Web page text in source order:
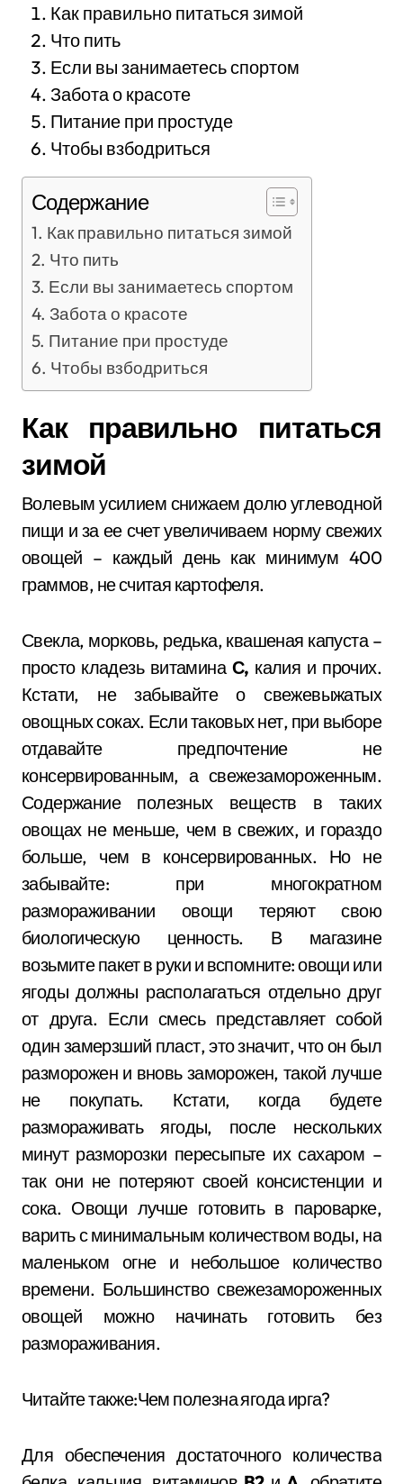
Как правильно питаться зимой
Что пить
Если вы занимаетесь спортом
Забота о красоте
Питание при простуде
Чтобы взбодриться
Содержание
Как правильно питаться зимой
Что пить
Если вы занимаетесь спортом
Забота о красоте
Питание при простуде
Чтобы взбодриться
Как правильно питаться
зимой
Волевым усилием снижаем долю углеводной
пищи и за ее счет увеличиваем норму свежих
овощей – каждый день как минимум 400
граммов, не считая картофеля.
Свекла, морковь, редька, квашеная капуста –
просто кладезь витамина С, калия и прочих.
Кстати, не забывайте о свежевыжатых
овощных соках. Если таковых нет, при выборе
отдавайте предпочтение не
консервированным, а свежезамороженным.
Содержание полезных веществ в таких
овощах не меньше, чем в свежих, и гораздо
больше, чем в консервированных. Но не
забывайте: при многократном
размораживании овощи теряют свою
биологическую ценность. В магазине
возьмите пакет в руки и вспомните: овощи или
ягоды должны располагаться отдельно друг
от друга. Если смесь представляет собой
один замерзший пласт, это значит, что он был
разморожен и вновь заморожен, такой лучше
не покупать. Кстати, когда будете
размораживать ягоды, после нескольких
минут разморозки пересыпьте их сахаром –
так они не потеряют своей консистенции и
сока. Овощи лучше готовить в пароварке,
варить с минимальным количеством воды, на
маленьком огне и небольшое количество
времени. Большинство свежезамороженных
овощей можно начинать готовить без
размораживания.
Читайте также:Чем полезна ягода ирга?
Для обеспечения достаточного количества